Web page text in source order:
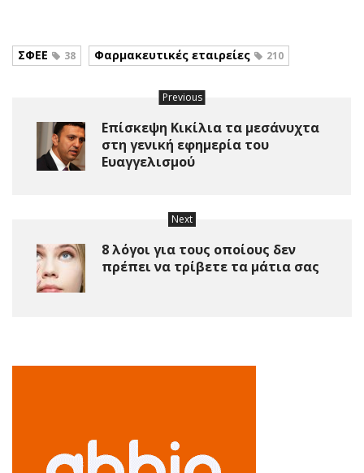
ΣΦΕΕ 38 Φαρμακευτικές εταιρείες 210
Previous
Επίσκεψη Κικίλια τα μεσάνυχτα
στη γενική εφημερία του
Ευαγγελισμού
Next
8 λόγοι για τους οποίους δεν
πρέπει να τρίβετε τα μάτια σας